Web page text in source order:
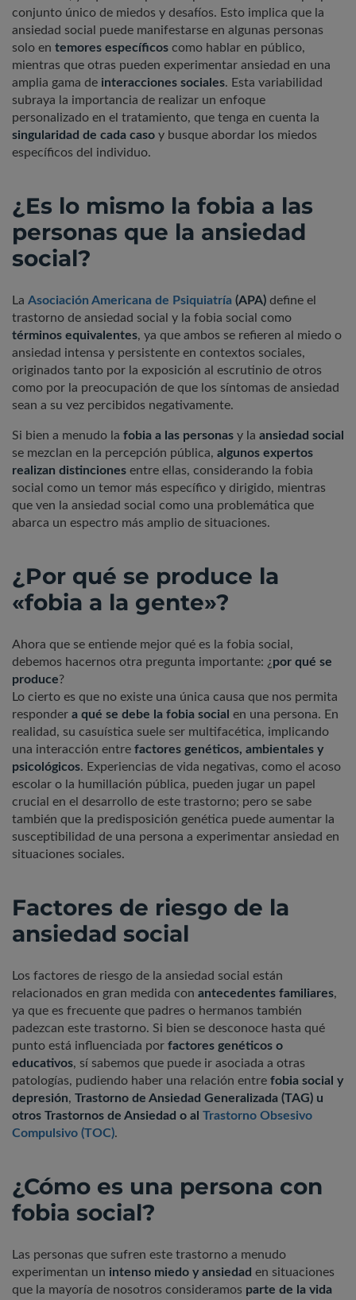
conjunto único de miedos y desafíos. Esto implica que la
ansiedad social puede manifestarse en algunas personas
solo en temores específicos como hablar en público,
mientras que otras pueden experimentar ansiedad en una
amplia gama de interacciones sociales. Esta variabilidad
subraya la importancia de realizar un enfoque
personalizado en el tratamiento, que tenga en cuenta la
singularidad de cada caso y busque abordar los miedos
específicos del individuo.
¿Es lo mismo la fobia a las
personas que la ansiedad
social?
La Asociación Americana de Psiquiatría (APA) define el
trastorno de ansiedad social y la fobia social como
términos equivalentes, ya que ambos se refieren al miedo o
ansiedad intensa y persistente en contextos sociales,
originados tanto por la exposición al escrutinio de otros
como por la preocupación de que los síntomas de ansiedad
sean a su vez percibidos negativamente.
Si bien a menudo la fobia a las personas y la ansiedad social
se mezclan en la percepción pública, algunos expertos
realizan distinciones entre ellas, considerando la fobia
social como un temor más específico y dirigido, mientras
que ven la ansiedad social como una problemática que
abarca un espectro más amplio de situaciones.
¿Por qué se produce la
«fobia a la gente»?
Ahora que se entiende mejor qué es la fobia social,
debemos hacernos otra pregunta importante: ¿por qué se
produce?
Lo cierto es que no existe una única causa que nos permita
responder a qué se debe la fobia social en una persona. En
realidad, su casuística suele ser multifacética, implicando
una interacción entre factores genéticos, ambientales y
psicológicos. Experiencias de vida negativas, como el acoso
escolar o la humillación pública, pueden jugar un papel
crucial en el desarrollo de este trastorno; pero se sabe
también que la predisposición genética puede aumentar la
susceptibilidad de una persona a experimentar ansiedad en
situaciones sociales.
Factores de riesgo de la
ansiedad social
Los factores de riesgo de la ansiedad social están
relacionados en gran medida con antecedentes familiares,
ya que es frecuente que padres o hermanos también
padezcan este trastorno. Si bien se desconoce hasta qué
punto está influenciada por factores genéticos o
educativos, sí sabemos que puede ir asociada a otras
patologías, pudiendo haber una relación entre fobia social y
depresión, Trastorno de Ansiedad Generalizada (TAG) u
otros Trastornos de Ansiedad o al Trastorno Obsesivo
Compulsivo (TOC).
¿Cómo es una persona con
fobia social?
Las personas que sufren este trastorno a menudo
experimentan un intenso miedo y ansiedad en situaciones
que la mayoría de nosotros consideramos parte de la vida